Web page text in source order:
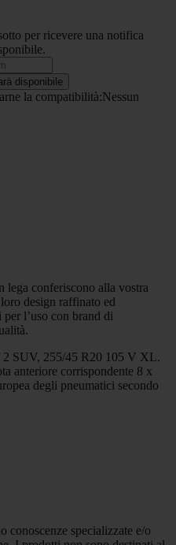
per ricevere una notifica
disponibile
la compatibilità:Nessun
lega conferiscono alla vostra
design raffinato ed
l’uso con brand di
SUV, 255/45 R20 105 V XL.
anteriore corrispondente 8 x
degli pneumatici secondo
conoscenze specializzate e/o